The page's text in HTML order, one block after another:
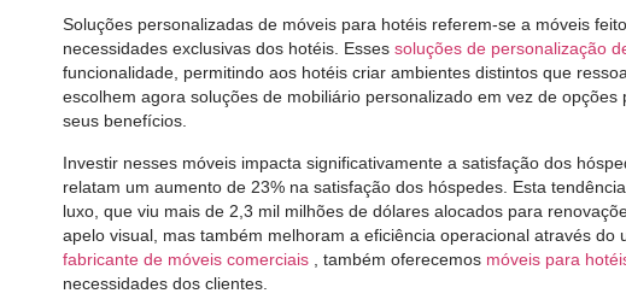
Soluções personalizadas de móveis para hotéis referem-se a móveis
necessidades exclusivas dos hotéis. Esses soluções de personalização
funcionalidade, permitindo aos hotéis criar ambientes distintos que
escolhem agora soluções de mobiliário personalizado em vez de
seus benefícios.
Investir nesses móveis impacta significativamente a satisfação dos
relatam um aumento de 23% na satisfação dos hóspedes. Esta
luxo, que viu mais de 2,3 mil milhões de dólares alocados para
apelo visual, mas também melhoram a eficiência operacional através do
fabricante de móveis comerciais
, também oferecemos móveis para
necessidades dos clientes.